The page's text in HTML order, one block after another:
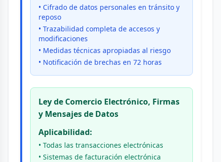
• Cifrado de datos personales en tránsito y
reposo
• Trazabilidad completa de accesos y
modificaciones
• Medidas técnicas apropiadas al riesgo
• Notificación de brechas en 72 horas
Ley de Comercio Electrónico, Firmas
y Mensajes de Datos
Aplicabilidad:
• Todas las transacciones electrónicas
• Sistemas de facturación electrónica